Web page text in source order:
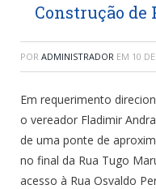
Construção de
POR ADMINISTRADOR EM 10
Em requerimento
o vereador Fladimir
de uma ponte de
no final da Rua Tugo
acesso à Rua Osvaldo